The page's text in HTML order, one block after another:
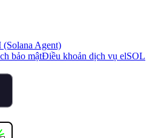
Agent)
bảo mậtĐiều khoản dịch vụ elSOL